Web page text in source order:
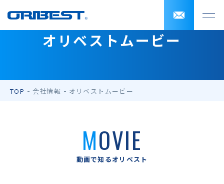
オリベストムービー
TOP 会社情報 オリベストムービー
MOVIE
動画で知るオリベスト